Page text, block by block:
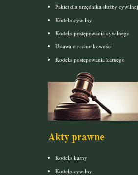
Pakiet dla urzędnika służby cywilnej
Kodeks cywilny
Kodeks postępowania cywilnego
Ustawa o rachunkowości
Kodeks postepowania karnego
Akty prawne
Kodeks karny
Kodeks cywilny